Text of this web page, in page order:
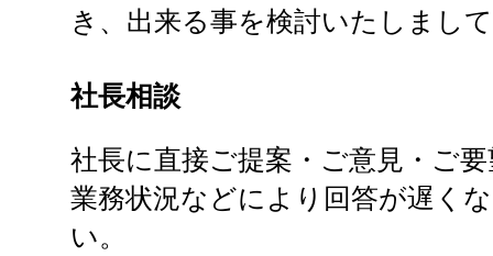
き、出来る事を検討いたしまし
社長相談
社長に直接ご提案・ご意見・ご
業務状況などにより回答が遅く
い。